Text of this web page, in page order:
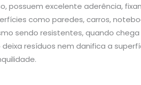
possuem excelente aderência,
como paredes, carros,
sendo resistentes, quando
deixa resíduos nem danifica a